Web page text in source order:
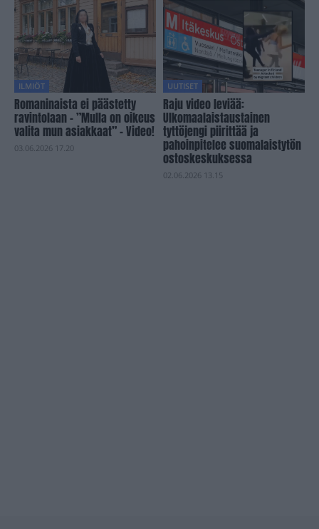
ILMIÖT
Romaninaista ei päästetty
ravintolaan – ”Mulla on oikeus
valita mun asiakkaat” – Video!
03.06.2026 17.20
UUTISET
Raju video leviää:
Ulkomaalaistaustainen
tyttöjengi piirittää ja
pahoinpitelee suomalaistytön
ostoskeskuksessa
02.06.2026 13.15